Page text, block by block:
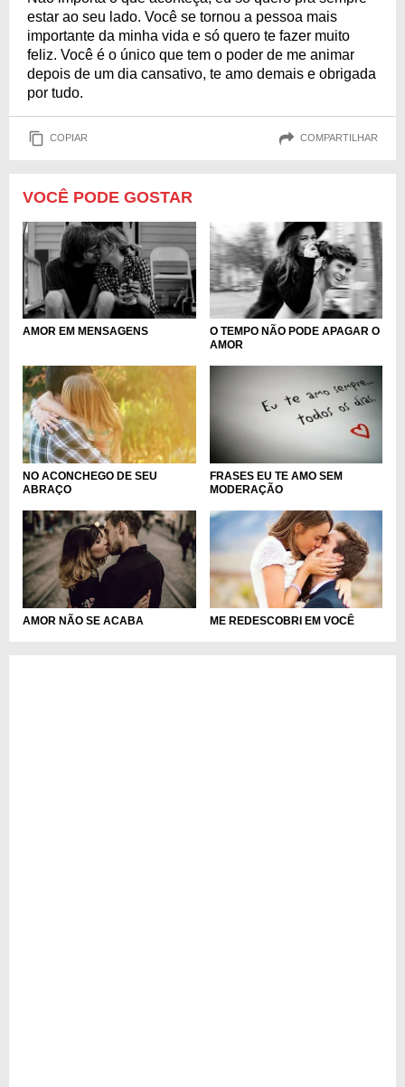
estar ao seu lado. Você se tornou a pessoa mais
importante da minha vida e só quero te fazer muito
feliz. Você é o único que tem o poder de me animar
depois de um dia cansativo, te amo demais e obrigada
por tudo.
COPIAR COMPARTILHAR
VOCÊ PODE GOSTAR
AMOR EM MENSAGENS
O TEMPO NÃO PODE APAGAR O
AMOR
NO ACONCHEGO DE SEU
ABRAÇO
FRASES EU TE AMO SEM
MODERAÇÃO
AMOR NÃO SE ACABA ME REDESCOBRI EM VOCÊ